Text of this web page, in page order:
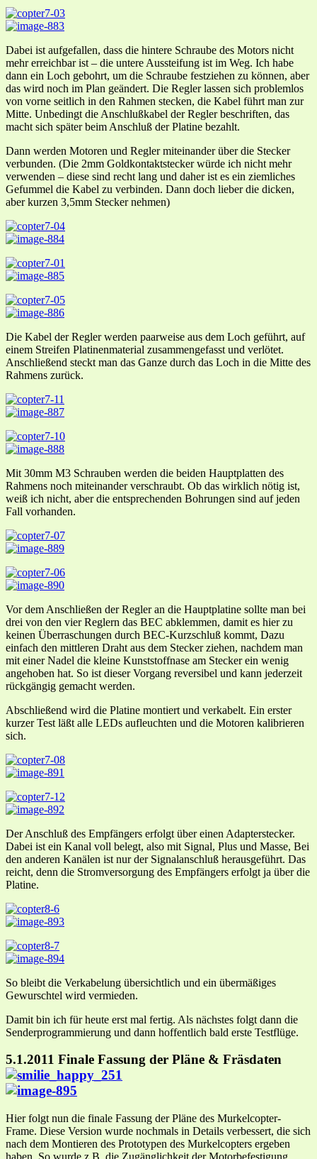
Dabei ist aufgefallen, dass die hintere Schraube des Motors nicht
mehr erreichbar ist – die untere Aussteifung ist im Weg. Ich habe
dann ein Loch gebohrt, um die Schraube festziehen zu können, aber
das wird noch im Plan geändert. Die Regler lassen sich problemlos
von vorne seitlich in den Rahmen stecken, die Kabel führt man zur
Mitte. Unbedingt die Anschlußkabel der Regler beschriften, das
macht sich später beim Anschluß der Platine bezahlt.
Dann werden Motoren und Regler miteinander über die Stecker
verbunden. (Die 2mm Goldkontaktstecker würde ich nicht mehr
verwenden – diese sind recht lang und daher ist es ein ziemliches
Gefummel die Kabel zu verbinden. Dann doch lieber die dicken,
aber kurzen 3,5mm Stecker nehmen)
Die Kabel der Regler werden paarweise aus dem Loch geführt, auf
einem Streifen Platinenmaterial zusammengefasst und verlötet.
Anschließend steckt man das Ganze durch das Loch in die Mitte des
Rahmens zurück.
Mit 30mm M3 Schrauben werden die beiden Hauptplatten des
Rahmens noch miteinander verschraubt. Ob das wirklich nötig ist,
weiß ich nicht, aber die entsprechenden Bohrungen sind auf jeden
Fall vorhanden.
Vor dem Anschließen der Regler an die Hauptplatine sollte man bei
drei von den vier Reglern das BEC abklemmen, damit es hier zu
keinen Überraschungen durch BEC-Kurzschluß kommt, Dazu
einfach den mittleren Draht aus dem Stecker ziehen, nachdem man
mit einer Nadel die kleine Kunststoffnase am Stecker ein wenig
angehoben hat. So ist dieser Vorgang reversibel und kann jederzeit
rückgängig gemacht werden.
Abschließend wird die Platine montiert und verkabelt. Ein erster
kurzer Test läßt alle LEDs aufleuchten und die Motoren kalibrieren
sich.
Der Anschluß des Empfängers erfolgt über einen Adapterstecker.
Dabei ist ein Kanal voll belegt, also mit Signal, Plus und Masse, Bei
den anderen Kanälen ist nur der Signalanschluß herausgeführt. Das
reicht, denn die Stromversorgung des Empfängers erfolgt ja über die
Platine.
So bleibt die Verkabelung übersichtlich und ein übermäßiges
Gewurschtel wird vermieden.
Damit bin ich für heute erst mal fertig. Als nächstes folgt dann die
Senderprogrammierung und dann hoffentlich bald erste Testflüge.
5.1.2011 Finale Fassung der Pläne & Fräsdaten
Hier folgt nun die finale Fassung der Pläne des Murkelcopter-
Frame. Diese Version wurde nochmals in Details verbessert, die sich
nach dem Montieren des Prototypen des Murkelcopters ergeben
haben. So wurde z.B. die Zugänglichkeit der Motorbefestigung